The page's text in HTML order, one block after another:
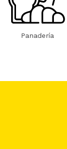
Panadería